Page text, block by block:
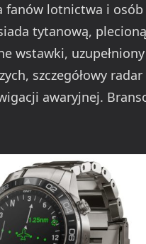
fanów lotnictwa i osób
tytanową,
wstawki,
szczegółowy
awaryjnej.